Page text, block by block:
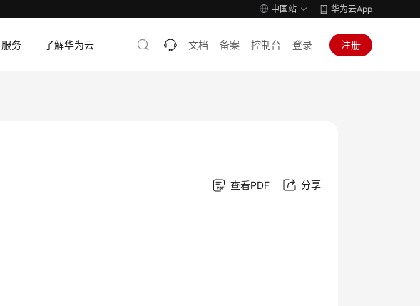
中国站 华为云App
服务 了解华为云 文档 备案 控制台 登录 注册
查看PDF 分享